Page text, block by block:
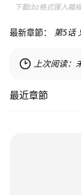
下載cbz格式匯入離
最新章節： 第5话
上次阅读：
最近章節